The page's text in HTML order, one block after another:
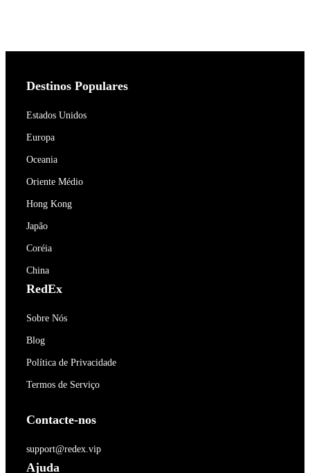
Destinos Populares
Estados Unidos
Europa
Oceania
Oriente Médio
Hong Kong
Japão
Coréia
China
RedEx
Sobre Nós
Blog
Política de Privacidade
Termos de Serviço
Contacte-nos
support@redex.vip
Ajuda